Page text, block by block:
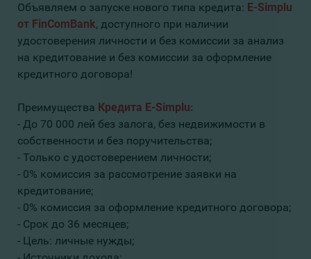
Объявляем о запуске нового типа кредита: E-Simplu
от FinComBank, доступного при наличии
удостоверения личности и без комиссии за анализ
на кредитование и без комиссии за оформление
кредитного договора!
Преимущества Кредита E-Simplu:
- До 70 000 лей без залога, без недвижимости в
собственности и без поручительства;
- Только с удостоверением личности;
- 0% комиссия за рассмотрение заявки на
кредитование;
- 0% комиссия за оформление кредитного договора;
- Срок до 36 месяцев;
- Цель: личные нужды;